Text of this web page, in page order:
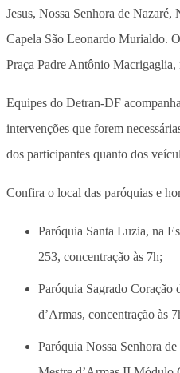
Jesus, Nossa Senhora de Nazaré,
Capela São Leonardo Murialdo.
Praça Padre Antônio
Equipes do Detran-DF
intervenções que forem
dos participantes quanto dos
Confira o local das paróquias e
Paróquia Santa Luzia, na
253, concentração às 7h;
Paróquia Sagrado Coração
d’Armas, concentração às
Paróquia Nossa Senhora